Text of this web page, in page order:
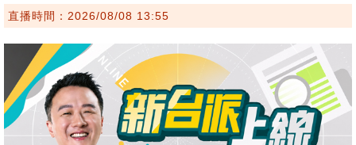
直播時間：2026/08/08 13:55